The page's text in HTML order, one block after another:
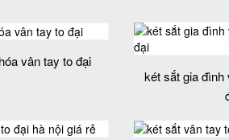
vân tay to đại
két sắt gia đình